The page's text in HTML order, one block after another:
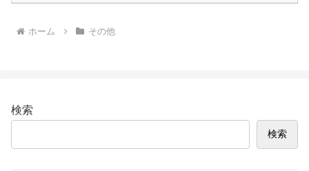
ホーム その他
検索
検索